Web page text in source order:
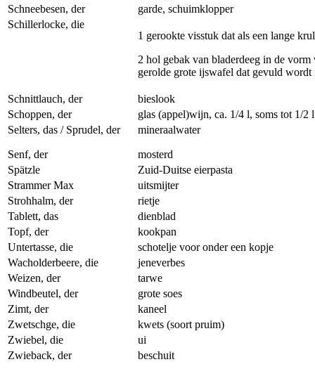
Schneebesen, der
garde, schuimklopper
Schillerlocke, die
1 gerookte visstuk dat als een lange
2 hol gebak van bladerdeeg in de vorm
gerolde grote ijswafel dat gevuld wordt
Schnittlauch, der
bieslook
Schoppen, der
glas (appel)wijn, ca. 1/4 l, soms tot 1/2 l
Selters, das / Sprudel, der
mineraalwater
Senf, der
mosterd
Spätzle
Zuid-Duitse eierpasta
Strammer Max
uitsmijter
Strohhalm, der
rietje
Tablett, das
dienblad
Topf, der
kookpan
Untertasse, die
schotelje voor onder een kopje
Wacholderbeere, die
jeneverbes
Weizen, der
tarwe
Windbeutel, der
grote soes
Zimt, der
kaneel
Zwetschge, die
kwets (soort pruim)
Zwiebel, die
ui
Zwieback, der
beschuit